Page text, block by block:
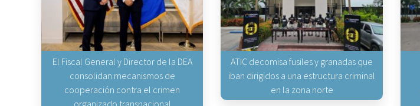
El Fiscal General y Director de la DEA
consolidan mecanismos de
cooperación contra el crimen
organizado transnacional
ATIC decomisa fusiles y granadas que
iban dirigidos a una estructura criminal
en la zona norte